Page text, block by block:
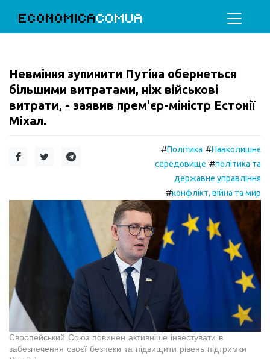
ECONOMICACOMUA
Невміння зупинити Путіна обернеться
більшими витратами, ніж військові
витрати, - заявив прем'єр-міністр Естонії
Міхал.
#Політика #Навколишнє
середовище #політика та
державне управління
#конфлікт, війна та мир
Європейський Союз повинен активніше інвестувати в
забезпечення своєї безпеки та підвищити рівень підтримки